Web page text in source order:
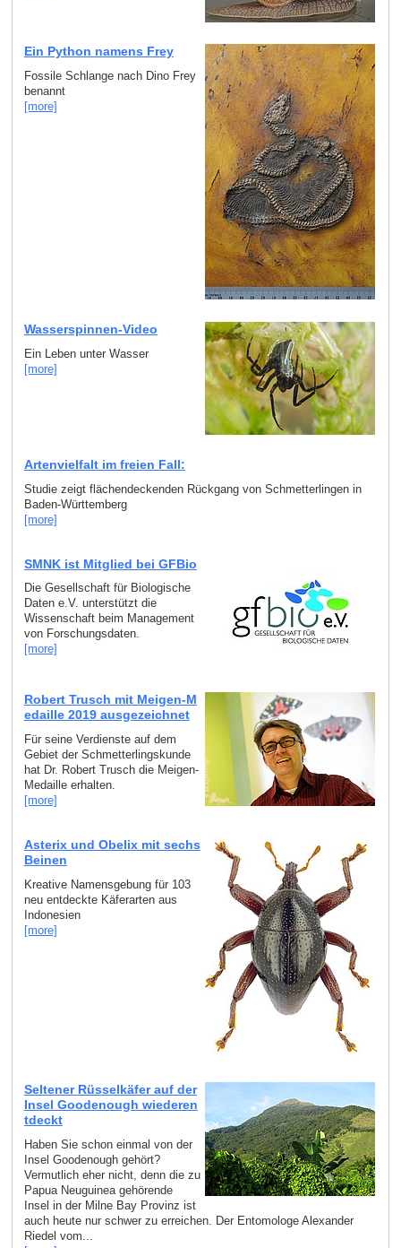
Ein Python namens Frey
Fossile Schlange nach Dino Frey
benannt
[more]
Wasserspinnen-Video
Ein Leben unter Wasser
[more]
Artenvielfalt im freien Fall:
Studie zeigt flächendeckenden Rückgang von Schmetterlingen in
Baden-Württemberg
[more]
SMNK ist Mitglied bei GFBio
Die Gesellschaft für Biologische
Daten e.V. unterstützt die
Wissenschaft beim Management
von Forschungsdaten.
[more]
Robert Trusch mit Meigen-M
edaille 2019 ausgezeichnet
Für seine Verdienste auf dem
Gebiet der Schmetterlingskunde
hat Dr. Robert Trusch die Meigen-
Medaille erhalten.
[more]
Asterix und Obelix mit sechs
Beinen
Kreative Namensgebung für 103
neu entdeckte Käferarten aus
Indonesien
[more]
Seltener Rüsselkäfer auf der
Insel Goodenough wiederen
tdeckt
Haben Sie schon einmal von der
Insel Goodenough gehört?
Vermutlich eher nicht, denn die zu
Papua Neuguinea gehörende
Insel in der Milne Bay Provinz ist
auch heute nur schwer zu erreichen. Der Entomologe Alexander
Riedel vom...